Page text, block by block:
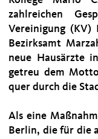
zahlreichen
Vereinigung (KV)
Bezirksamt
neue Hausärzte
getreu dem
quer durch die
Als eine
Berlin, die für die